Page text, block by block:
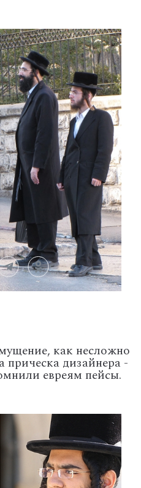
как несложно
прическа дизайнера -
евреям пейсы.